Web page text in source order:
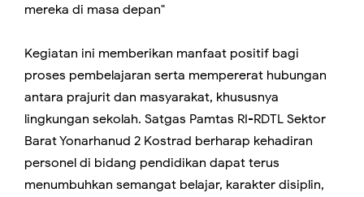
mereka di masa depan"
‎Kegiatan ini memberikan manfaat positif bagi
proses pembelajaran serta mempererat hubungan
antara prajurit dan masyarakat, khususnya
lingkungan sekolah. Satgas Pamtas RI-RDTL Sektor
Barat Yonarhanud 2 Kostrad berharap kehadiran
personel di bidang pendidikan dapat terus
menumbuhkan semangat belajar, karakter disiplin,